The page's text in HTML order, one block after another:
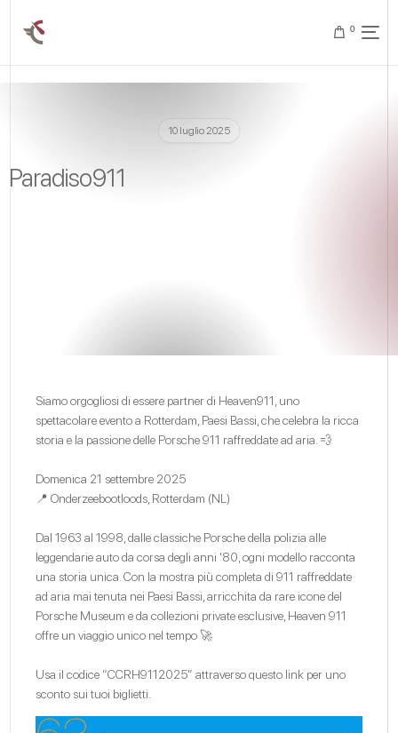
0
10 luglio 2025
Paradiso911
Siamo orgogliosi di essere partner di Heaven911, uno
spettacolare evento a Rotterdam, Paesi Bassi, che celebra la ricca
storia e la passione delle Porsche 911 raffreddate ad aria. 💨
Domenica 21 settembre 2025
📍 Onderzeebootloods, Rotterdam (NL)
Dal 1963 al 1998, dalle classiche Porsche della polizia alle
leggendarie auto da corsa degli anni '80, ogni modello racconta
una storia unica. Con la mostra più completa di 911 raffreddate
ad aria mai tenuta nei Paesi Bassi, arricchita da rare icone del
Porsche Museum e da collezioni private esclusive, Heaven 911
offre un viaggio unico nel tempo 🚀
Usa il codice “CCRH9112025” attraversoquesto link per uno
sconto sui tuoi biglietti.